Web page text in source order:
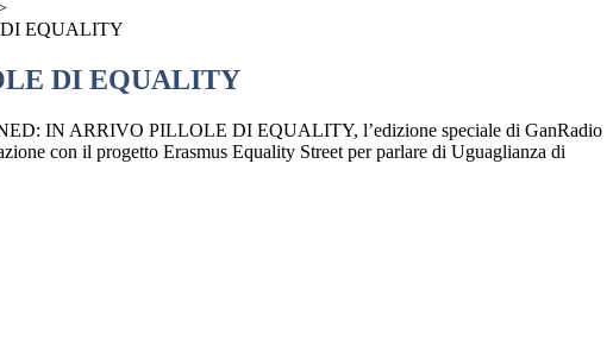
EQUALITY
DI EQUALITY
IN ARRIVO PILLOLE DI EQUALITY, l’edizione speciale di GanRadio
con il progetto Erasmus Equality Street per parlare di Uguaglianza di